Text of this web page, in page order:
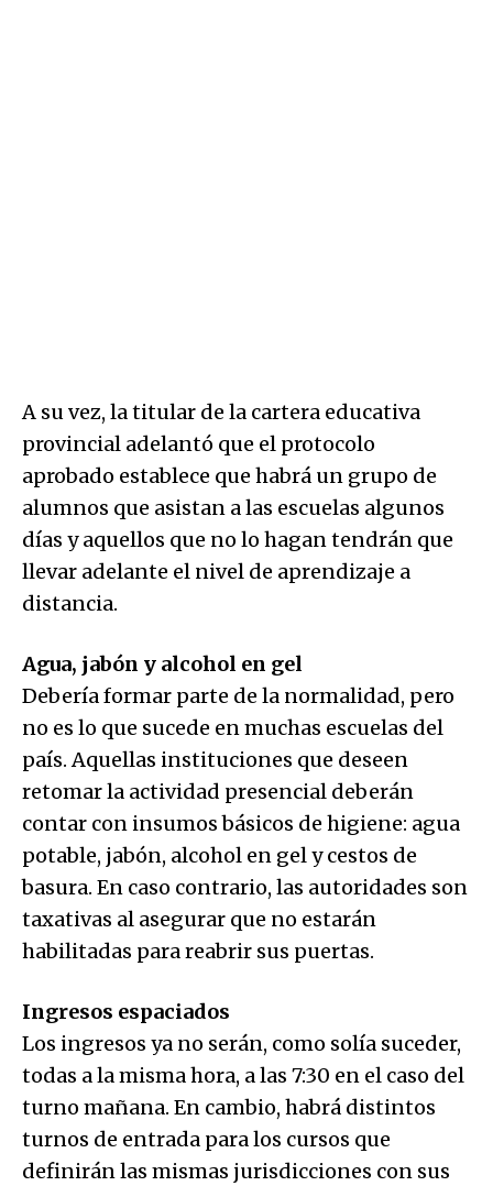
A su vez, la titular de la cartera educativa
provincial adelantó que el protocolo
aprobado establece que habrá un grupo de
alumnos que asistan a las escuelas algunos
días y aquellos que no lo hagan tendrán que
llevar adelante el nivel de aprendizaje a
distancia.
Agua, jabón y alcohol en gel
Debería formar parte de la normalidad, pero
no es lo que sucede en muchas escuelas del
país. Aquellas instituciones que deseen
retomar la actividad presencial deberán
contar con insumos básicos de higiene: agua
potable, jabón, alcohol en gel y cestos de
basura. En caso contrario, las autoridades son
taxativas al asegurar que no estarán
habilitadas para reabrir sus puertas.
Ingresos espaciados
Los ingresos ya no serán, como solía suceder,
todas a la misma hora, a las 7:30 en el caso del
turno mañana. En cambio, habrá distintos
turnos de entrada para los cursos que
definirán las mismas jurisdicciones con sus